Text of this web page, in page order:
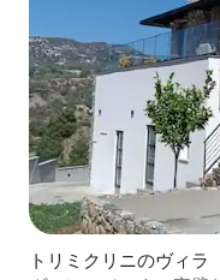
トリミクリニのヴィラ